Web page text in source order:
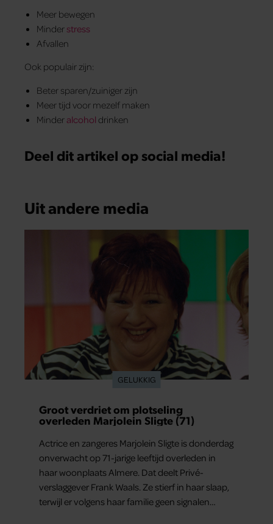
Meer bewegen
Minderstress
Afvallen
Ook populair zijn:
Beter sparen/zuiniger zijn
Meer tijd voor mezelf maken
Minder alcohol drinken
Deel dit artikel op social media!
Uit andere media
GELUKKIG
Groot verdriet om plotseling
overleden Marjolein Sligte (71)
Actrice en zangeres Marjolein Sligte is donderdag
onverwacht op 71-jarige leeftijd overleden in
haar woonplaats Almere. Dat deelt Privé-
verslaggever Frank Waals. Ze stierf in haar slaap,
terwijl er volgens haar familie geen signalen